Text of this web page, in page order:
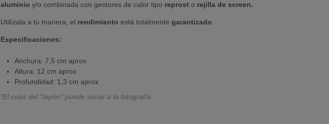
aluminio y/o combinada con gestores de calor tipo reprost o rejilla de screen.
Utilízala a tu manera, el rendimiento está totalmente garantizado
Especificaciones:
Anchura: 7,5 cm aprox
Altura: 12 cm aprox
Profundidad: 1,3 cm aprox
*El color del "tapón" puede variar a la fotografía.